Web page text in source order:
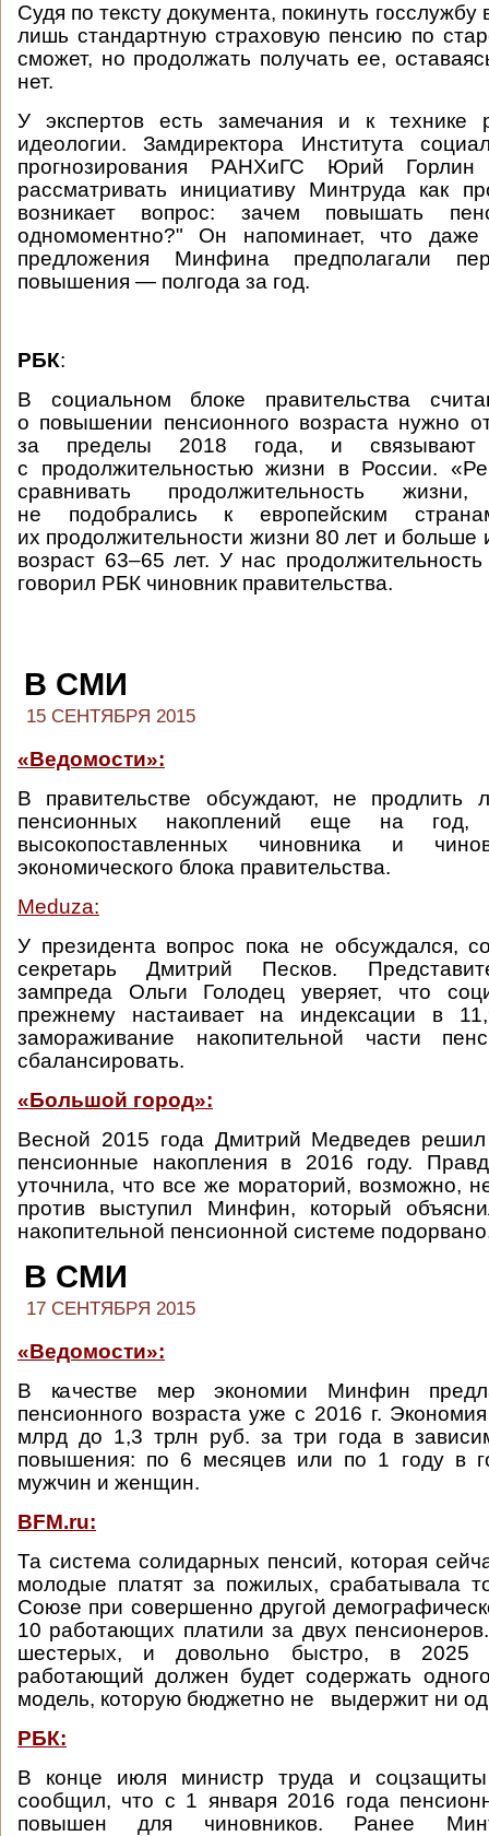
Судя по тексту документа, покинуть госслужбу
лишь стандартную страховую пенсию по
сможет, но продолжать получать ее,
нет.
У экспертов есть замечания и к
идеологии. Замдиректора Института
прогнозирования РАНХиГС Юрий Горлин
рассматривать инициативу Минтруда как
возникает вопрос: зачем повышать
одномоментно?" Он напоминает, что даже
предложения Минфина предполагали
повышения — полгода за год.
РБК:
В социальном блоке правительства
о повышении пенсионного возраста нужно
за пределы 2018 года, и связывают
с продолжительностью жизни в России.
сравнивать продолжительность
не подобрались к европейским
их продолжительности жизни 80 лет и
возраст 63–65 лет. У нас
говорил РБК чиновник правительства.
В СМИ
15 СЕНТЯБРЯ 2015
«Ведомости»:
В правительстве обсуждают, не продлить
пенсионных накоплений еще на год,
высокопоставленных чиновника и
экономического блока правительства.
Meduza:
У президента вопрос пока не обсуждался,
секретарь Дмитрий Песков.
зампреда Ольги Голодец уверяет, что
прежнему настаивает на индексации в
замораживание накопительной части
сбалансировать.
«Большой город»:
Весной 2015 года Дмитрий Медведев
пенсионные накопления в 2016 году.
уточнила, что все же мораторий, возможно,
против выступил Минфин, который
накопительной пенсионной системе
В СМИ
17 СЕНТЯБРЯ 2015
«Ведомости»:
В качестве мер экономии Минфин
пенсионного возраста уже с 2016 г.
млрд до 1,3 трлн руб. за три года в
повышения: по 6 месяцев или по 1 году в
мужчин и женщин.
BFM.ru:
Та система солидарных пенсий, которая
молодые платят за пожилых, срабатывала
Союзе при совершенно другой
10 работающих платили за двух
шестерых, и довольно быстро, в 2025
работающий должен будет содержать
модель, которую бюджетно не выдержит ни
РБК:
В конце июля министр труда и
сообщил, что с 1 января 2016 года
повышен для чиновников. Ранее